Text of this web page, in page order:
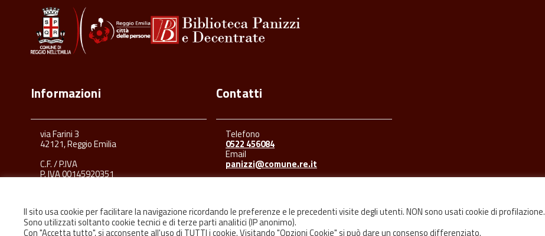
Informazioni
via Farini 3
42121, Reggio Emilia
C.F. / P.IVA
P. IVA 00145920351
Contatti
Telefono
0522 456084
Email
panizzi@comune.re.it
Il sito usa cookie per facilitare la navigazione ricordando le preferenze e le precedenti visite degli utenti. NON sono usati cookie di profilazione.
Sono utilizzati soltanto cookie tecnici e di terze parti analitici (IP anonimo).
Con "Accetta tutto", si acconsente all'uso di TUTTI i cookie. Visitando "Opzioni Cookie" si può dare un consenso differenziato.